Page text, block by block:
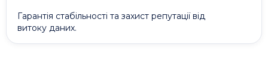
Гарантія стабільності та захист репутації від
витоку даних.